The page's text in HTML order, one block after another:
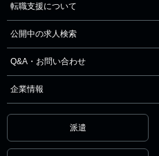
転職支援について
公開中の求人検索
Q&A・お問い合わせ
企業情報
派遣